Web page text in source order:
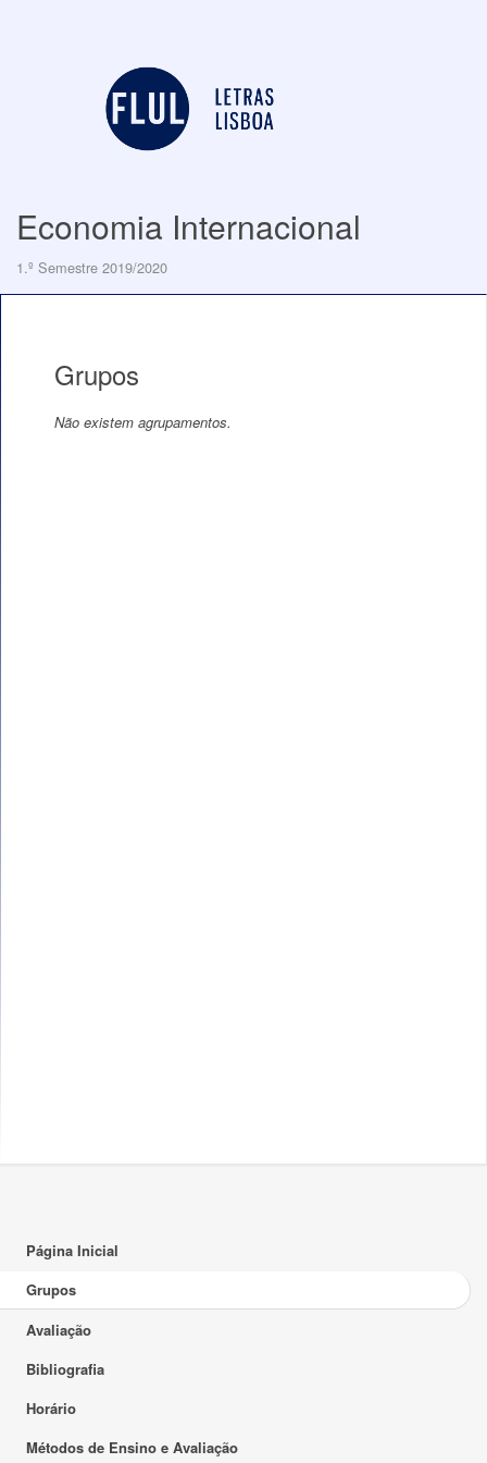
Economia Internacional
1.º Semestre 2019/2020
Grupos
Não existem agrupamentos.
Página Inicial
Grupos
Avaliação
Bibliografia
Horário
Métodos de Ensino e Avaliação